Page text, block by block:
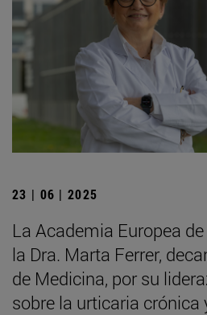
23 | 06 | 2025
La Academia Europea
la Dra. Marta Ferrer,
de Medicina, por su
sobre la urticaria crónica